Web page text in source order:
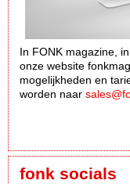
In FONK magazine,
onze website
mogelijkheden en
worden naar
fonk socials